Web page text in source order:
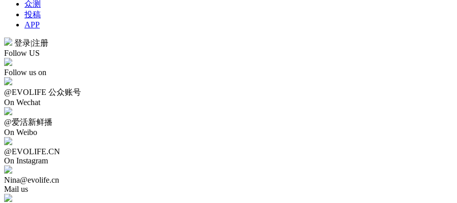
众测
投稿
APP
登录|注册
Follow US
Follow us on
@EVOLIFE 公众账号
On Wechat
@爱活新鲜播
On Weibo
@EVOLIFE.CN
On Instagram
Nina@evolife.cn
Mail us